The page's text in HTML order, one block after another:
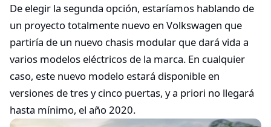
De elegir la segunda opción, estaríamos hablando de
un proyecto totalmente nuevo en Volkswagen que
partiría de un nuevo chasis modular que dará vida a
varios modelos eléctricos de la marca. En cualquier
caso, este nuevo modelo estará disponible en
versiones de tres y cinco puertas, y a priori no llegará
hasta mínimo, el año 2020.